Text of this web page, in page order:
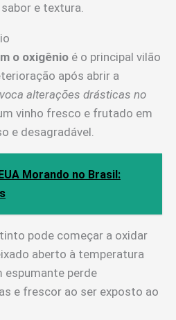
e textura.
o oxigênio é o principal vilão
após abrir a
alterações drásticas no
vinho fresco e frutado em
e desagradável.
Morando no Brasil:
pode começar a oxidar
aberto à temperatura
espumante perde
e frescor ao ser exposto ao